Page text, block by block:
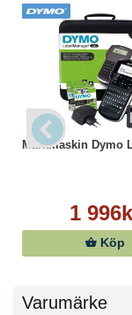
skrivare du
ultragrip. Ett
skrivaren kan
dessa
fram och styra
utskrifter utan
Med Averys
papper från
tillsammans
skriva ut dina
Märkmaskin Dymo
1
Köp
Varumärke